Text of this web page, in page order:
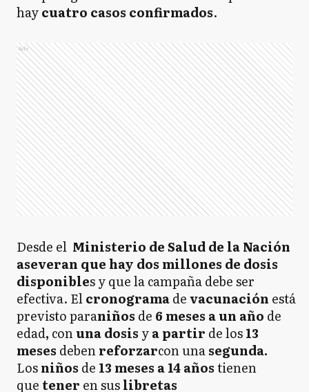
haycuatro casos confirmados.
Ads
Desde el Ministerio de Salud de la Nación
aseveran que hay dos millones de dosis
disponibles y que la campaña debe ser
efectiva. Elcronogramadevacunación está
previsto paraniños de 6 meses a un año de
edad, conuna dosis ya partir de los13
meses debenreforzarcon unasegunda.
Losniños de 13 meses a 14 añostienen
que tener en suslibretas